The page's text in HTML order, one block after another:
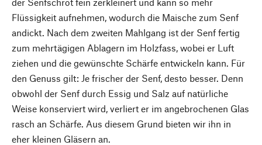
Flüssigkeit aufnehmen, wodurch die Maische zum Senf
andickt. Nach dem zweiten Mahlgang ist der Senf fertig
zum mehrtägigen Ablagern im Holzfass, wobei er Luft
ziehen und die gewünschte Schärfe entwickeln kann. Für
den Genuss gilt: Je frischer der Senf, desto besser. Denn
obwohl der Senf durch Essig und Salz auf natürliche
Weise konserviert wird, verliert er im angebrochenen Glas
rasch an Schärfe. Aus diesem Grund bieten wir ihn in
eher kleinen Gläsern an.